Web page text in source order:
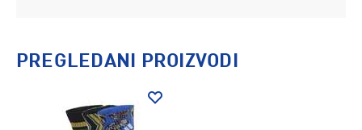
PREGLEDANI PROIZVODI